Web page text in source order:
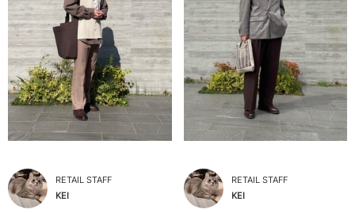
RETAIL STAFF
KEI
RETAIL STAFF
KEI